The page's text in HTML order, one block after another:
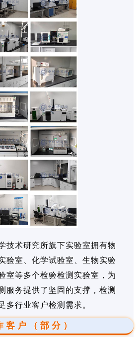
技术研究所旗下实验室拥有物
验室、化学试验室、生物实验
室等多个检验检测实验室，为
服务提供了坚固的支撑，检测
多行业客户检测需求。
客户（部分）